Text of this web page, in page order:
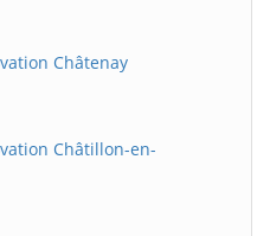
Châtenay
Châtillon-en-